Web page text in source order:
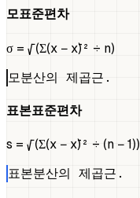
모표준편차
σ = √(Σ(x − x̄)² ÷ n)
모분산의 제곱근.
표본표준편차
s = √(Σ(x − x̄)² ÷ (n − 1))
표본분산의 제곱근.